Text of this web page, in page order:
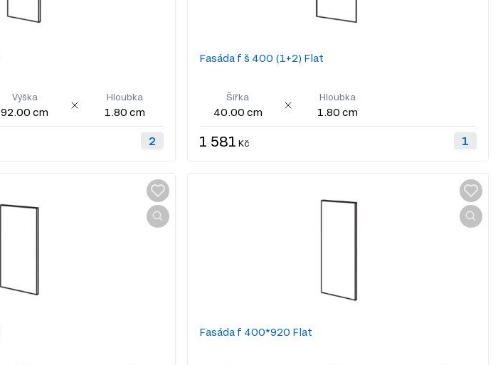
Výška
92.00 cm
Hloubka
1.80 cm
Fasáda f š 400 (1+2) Flat
Šířka
40.00 cm
Hloubka
1.80 cm
1 581 Kč
Fasáda f 400*920 Flat